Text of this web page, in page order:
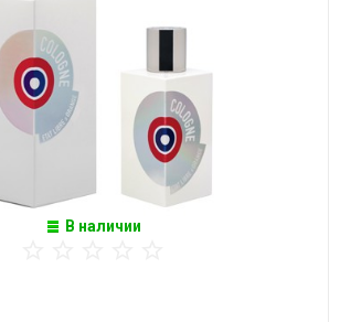
В наличии